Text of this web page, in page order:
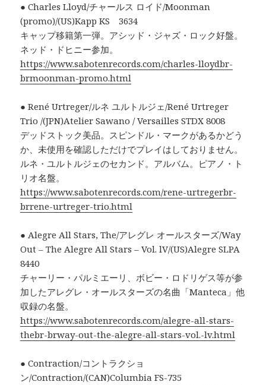
● Charles Lloyd/チャールス ロイド/Moonman
(promo)/(US)Kapp KS 3634
キャップ移籍第一弾。アシッド・ジャズ・ロック好盤。
ネッド・ドヒニー参加。
https://www.sabotenrecords.com/charles-lloydbr-
brmoonman-promo.html
● René Urtreger/ルネ ユルトルジェ/René Urtreger
Trio /(JPN)Atelier Sawano / Versailles STDX 8008
デッドストック美品。スピンドル・マークがあるかどう
か、未使用を確認しただけでプレイはしておりません。
ルネ・ユルトルジェのセカンド。アルバム。ピアノ・ト
リオ名盤。
https://www.sabotenrecords.com/rene-urtregerbr-
brrene-urtreger-trio.html
● Alegre All Stars, The/アレグレ オールスターズ/Way
Out – The Alegre All Stars – Vol. lV/(US)Alegre SLPA
8440
チャーリー・パルミエーリ、ボビー・ロドリゲス等が参
加したアレグレ・オールスターズの名曲「Manteca」他
収録の名盤。
https://www.sabotenrecords.com/alegre-all-stars-
thebr-brway-out-the-alegre-all-stars-vol.-lv.html
● Contraction/コントラクショ
ン/Contraction/(CAN)Columbia FS-735